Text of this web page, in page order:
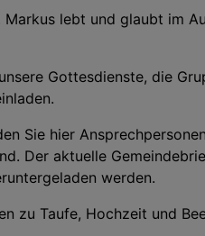
lebt und glaubt im
Gottesdienste, die
Sie hier
Der aktuelle
werden.
zu Taufe, Hochzeit und